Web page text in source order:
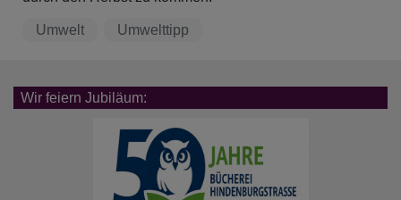
Umwelt Umwelttipp
Wir feiern Jubiläum: